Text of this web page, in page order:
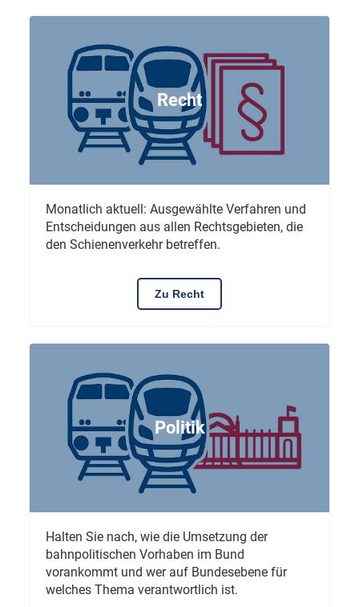
Recht
Monatlich aktuell: Ausgewählte Verfahren und
Entscheidungen aus allen Rechtsgebieten, die
den Schienenverkehr betreffen.
Zu Recht
Politik
Halten Sie nach, wie die Umsetzung der
bahnpolitischen Vorhaben im Bund
vorankommt und wer auf Bundesebene für
welches Thema verantwortlich ist.